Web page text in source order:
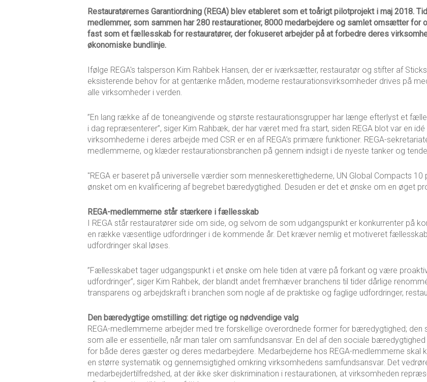
Restauratørernes Garantiordning (REGA) blev etableret som et toårigt pilotprojekt i maj 2018.
medlemmer, som sammen har 280 restaurationer, 8000 medarbejdere og samlet omsætter for
fast som et fællesskab for restauratører, der fokuseret arbejder på at forbedre deres
økonomiske bundlinje.
Ifølge REGA's talsperson Kim Rahbek Hansen, der er iværksætter, restauratør og stifter af
eksisterende behov for at gentænke måden, moderne restaurationsvirksomheder drives på
alle virksomheder i verden.
”En lang række af de toneangivende og største restaurationsgrupper har længe efterlyst et
i dag repræsenterer”, siger Kim Rahbæk, der har været med fra start, siden REGA blot var en
virksomhederne i deres arbejde med CSR er en af REGA’s primære funktioner. REGA-
medlemmerne, og klæder restaurationsbranchen på gennem indsigt i de nyeste tanker og
"REGA er baseret på universelle værdier som menneskerettighederne, UN Global Compacts 10
ønsket om en kvalificering af begrebet bæredygtighed. Desuden er det et ønske om en øget
REGA-medlemmerne står stærkere i fællesskab
I REGA står restauratører side om side, og selvom de som udgangspunkt er konkurrenter på
en række væsentlige udfordringer i de kommende år. Det kræver nemlig et motiveret
udfordringer skal løses.
”Fællesskabet tager udgangspunkt i et ønske om hele tiden at være på forkant og være
udfordringer”, siger Kim Rahbek, der blandt andet fremhæver branchens til tider dårlige
transparens og arbejdskraft i branchen som nogle af de praktiske og faglige udfordringer,
Den bæredygtige omstilling: det rigtige og nødvendige valg
REGA-medlemmerne arbejder med tre forskellige overordnede former for bæredygtighed;
som alle er essentielle, når man taler om samfundsansvar. En del af den sociale
for både deres gæster og deres medarbejdere. Medarbejderne hos REGA-medlemmerne skal
en større systematik og gennemsigtighed omkring virksomhedens samfundsansvar. Det
medarbejdertilfredshed, at der ikke sker diskrimination i restaurationen, at virksomheden